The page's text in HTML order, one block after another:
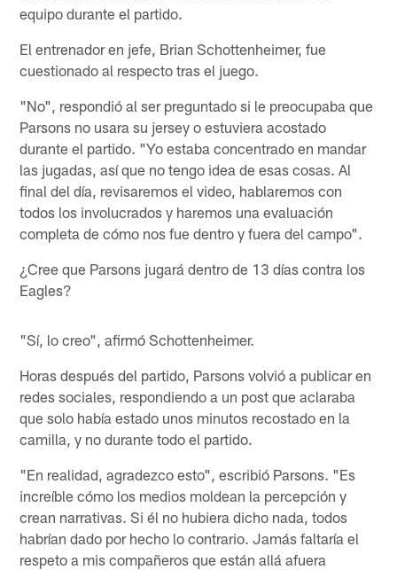
equipo durante el partido.
El entrenador en jefe, Brian Schottenheimer, fue
cuestionado al respecto tras el juego.
"No", respondió al ser preguntado si le preocupaba que
Parsons no usara su jersey o estuviera acostado
durante el partido. "Yo estaba concentrado en mandar
las jugadas, así que no tengo idea de esas cosas. Al
final del día, revisaremos el video, hablaremos con
todos los involucrados y haremos una evaluación
completa de cómo nos fue dentro y fuera del campo".
¿Cree que Parsons jugará dentro de 13 días contra los
Eagles?
"Sí, lo creo", afirmó Schottenheimer.
Horas después del partido, Parsons volvió a publicar en
redes sociales, respondiendo a un post que aclaraba
que solo había estado unos minutos recostado en la
camilla, y no durante todo el partido.
"En realidad, agradezco esto", escribió Parsons. "Es
increíble cómo los medios moldean la percepción y
crean narrativas. Si él no hubiera dicho nada, todos
habrían dado por hecho lo contrario. Jamás faltaría el
respeto a mis compañeros que están allá afuera